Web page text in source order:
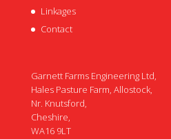
Linkages
Contact
Garnett Farms Engineering Ltd,
Hales Pasture Farm, Allostock,
Nr. Knutsford,
Cheshire,
WA16 9LT